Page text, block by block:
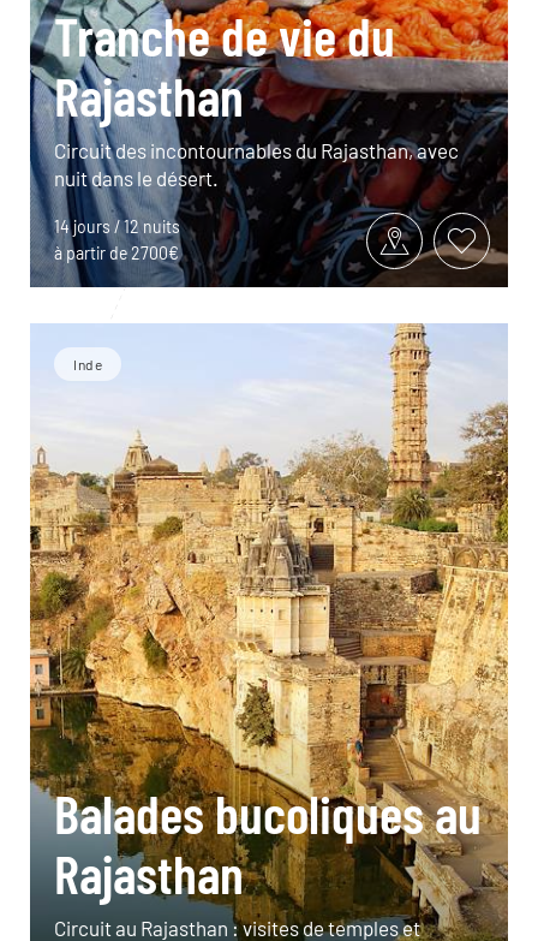
Tranche de vie du
Rajasthan
Circuit des incontournables du Rajasthan, avec
nuit dans le désert.
14 jours / 12 nuits
à partir de 2700€
Inde
Balades bucoliques au
Rajasthan
Circuit au Rajasthan : visites de temples et